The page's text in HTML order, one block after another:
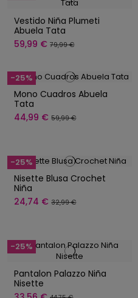
Vestido Niña Plumeti
Abuela Tata
59,99 €79,99 €
-25%
Mono Cuadros Abuela
Tata
44,99 €59,99 €
-25%
Nisette Blusa Crochet
Niña
24,74 €32,99 €
-25%
Pantalon Palazzo Niña
Nisette